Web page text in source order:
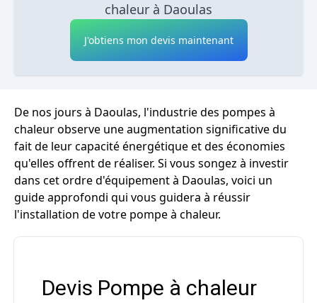
chaleur à Daoulas
J'obtiens mon devis maintenant
De nos jours à Daoulas, l'industrie des pompes à
chaleur observe une augmentation significative du
fait de leur capacité énergétique et des économies
qu'elles offrent de réaliser. Si vous songez à investir
dans cet ordre d'équipement à Daoulas, voici un
guide approfondi qui vous guidera à réussir
l'installation de votre pompe à chaleur.
Devis Pompe à chaleur